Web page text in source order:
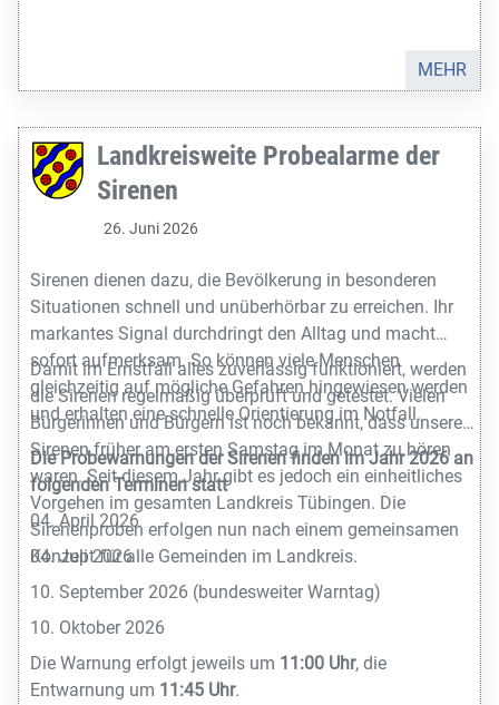
MEHR
Landkreisweite Probealarme der
Sirenen
26. Juni 2026
Sirenen dienen dazu, die Bevölkerung in besonderen
Situationen schnell und unüberhörbar zu erreichen. Ihr
markantes Signal durchdringt den Alltag und macht
sofort aufmerksam. So können viele Menschen
gleichzeitig auf mögliche Gefahren hingewiesen werden
und erhalten eine schnelle Orientierung im Notfall.
Damit im Ernstfall alles zuverlässig funktioniert, werden
die Sirenen regelmäßig überprüft und getestet. Vielen
Bürgerinnen und Bürgern ist noch bekannt, dass unsere
Sirenen früher am ersten Samstag im Monat zu hören
waren. Seit diesem Jahr gibt es jedoch ein einheitliches
Vorgehen im gesamten Landkreis Tübingen. Die
Sirenenproben erfolgen nun nach einem gemeinsamen
Konzept für alle Gemeinden im Landkreis.
Die Probewarnungen der Sirenen finden im Jahr 2026 an
folgenden Terminen statt
04. April 2026
04. Juli 2026
10. September 2026 (bundesweiter Warntag)
10. Oktober 2026
Die Warnung erfolgt jeweils um 11:00 Uhr, die
Entwarnung um 11:45 Uhr.